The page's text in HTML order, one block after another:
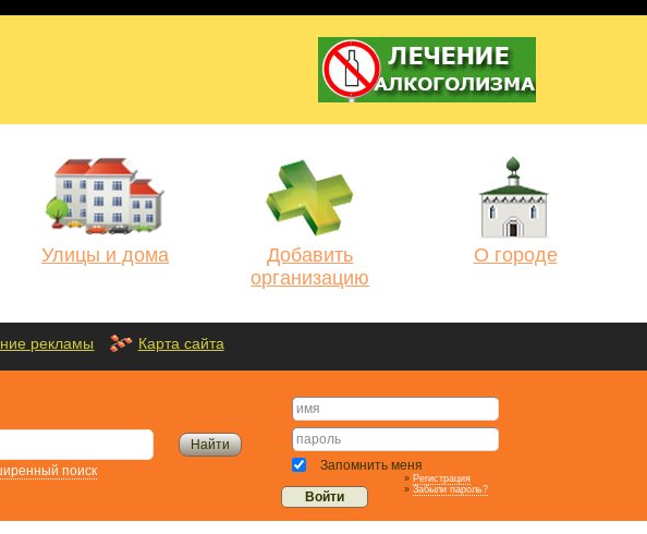
Улицы и дома
Добавить
организацию
О городе
рекламы Карта сайта
поиск Запомнить меня
» Регистрация
» Забыли пароль?